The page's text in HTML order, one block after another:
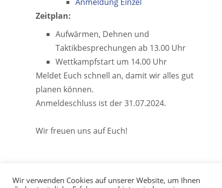
Zeitplan:
Aufwärmen, Dehnen und
Taktikbesprechungen ab 13.00 Uhr
Wettkampfstart um 14.00 Uhr
Meldet Euch schnell an, damit wir alles gut
planen können.
Anmeldeschluss ist der 31.07.2024.
Wir freuen uns auf Euch!
Wir verwenden Cookies auf unserer Website, um Ihnen